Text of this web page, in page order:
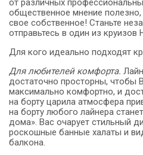
от различных
общественное мнение
свое собственное! Станьте
отправьтесь в один из круизов
Для кого идеально подходят
Для любителей комфорта.
достаточно просторны, чтобы
максимально комфортно, и
на борту царила атмосфера
на борту любого лайнера
дома». Вас очарует стильный
роскошные банные халаты и
балкона.